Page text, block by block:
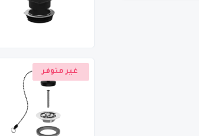
غير متوفر